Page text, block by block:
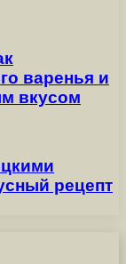
варенья и
вкусом
рецепт